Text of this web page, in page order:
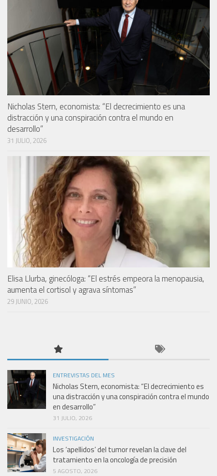
Nicholas Stern, economista: “El decrecimiento es una
distracción y una conspiración contra el mundo en
desarrollo”
31 JULIO, 2026
Elisa Llurba, ginecóloga: “El estrés empeora la menopausia,
aumenta el cortisol y agrava síntomas”
29 JUNIO, 2026
ENTREVISTAS DEL MES
Nicholas Stern, economista: “El decrecimiento es
una distracción y una conspiración contra el mundo
en desarrollo”
31 JULIO, 2026
INVESTIGACIÓN
Los ‘apellidos’ del tumor revelan la clave del
tratamiento en la oncología de precisión
5 AGOSTO, 2026